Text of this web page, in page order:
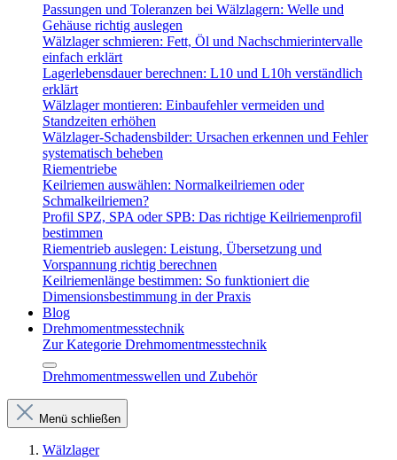
Passungen und Toleranzen bei Wälzlagern: Welle und
Gehäuse richtig auslegen
Wälzlager schmieren: Fett, Öl und Nachschmierintervalle
einfach erklärt
Lagerlebensdauer berechnen: L10 und L10h verständlich
erklärt
Wälzlager montieren: Einbaufehler vermeiden und
Standzeiten erhöhen
Wälzlager-Schadensbilder: Ursachen erkennen und Fehler
systematisch beheben
Riementriebe
Keilriemen auswählen: Normalkeilriemen oder
Schmalkeilriemen?
Profil SPZ, SPA oder SPB: Das richtige Keilriemenprofil
bestimmen
Riementrieb auslegen: Leistung, Übersetzung und
Vorspannung richtig berechnen
Keilriemenlänge bestimmen: So funktioniert die
Dimensionsbestimmung in der Praxis
Blog
Drehmomentmesstechnik
Zur Kategorie Drehmomentmesstechnik
Drehmomentmesswellen und Zubehör
Menü schließen
Wälzlager